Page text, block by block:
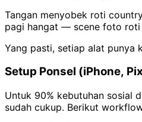
Tangan menyobek roti
pagi hangat — scene foto
Yang pasti, setiap alat punya
Setup Ponsel (iPhone,
Untuk 90% kebutuhan sosial
sudah cukup. Berikut